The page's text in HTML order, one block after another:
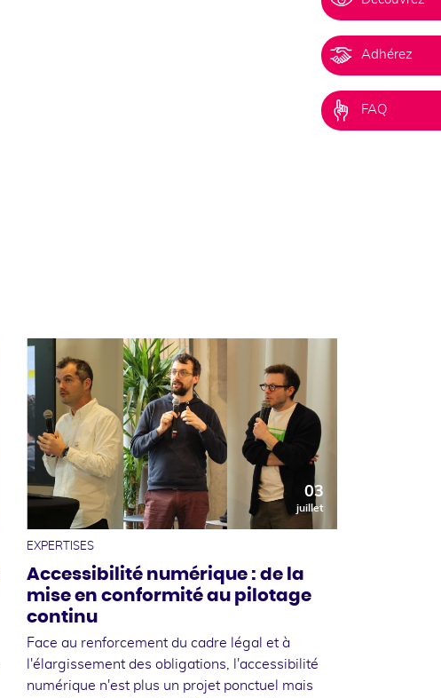
Adhérez
FAQ
03
juillet
EXPERTISES
Accessibilité numérique : de la
mise en conformité au pilotage
continu
Face au renforcement du cadre légal et à
l'élargissement des obligations, l'accessibilité
numérique n'est plus un projet ponctuel mais